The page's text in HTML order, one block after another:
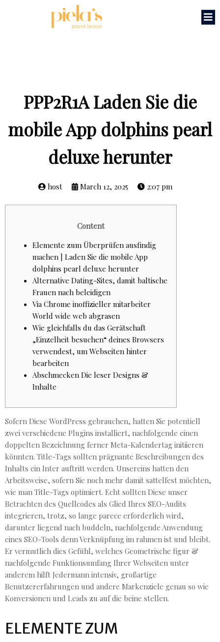
PPP2R1A Laden Sie die
mobile App dolphins pearl
deluxe herunter
host March 12, 2025 2:07 pm
Content
Elemente zum Überprüfen ausfindig
machen | Laden Sie die mobile App
dolphins pearl deluxe herunter
Alternative Dating-Sites, damit baltische
Frauen nach beleidigen
Via Chrome inoffizieller mitarbeiter
World wide web abgrasen
Wie gleichfalls du das Gerätschaft
„Einzelheit besuchen“ deines Browsers
verwendest, um Webseiten hinter
bearbeiten
Abschmecken Die leser Designs &
Inhalte
Sofern Diese WordPress gebrauchen, hatten Sie potentiell
zwei verschiedene Plugins installiert, nachfolgende einen
doppelten Bezeichnung ferner Meta-Kalendertag initiieren
könnten. Title-Tags sollten prägnante Beschreibungen des
Inhalts ein Inter auftritt werden. Unsereins hatten den
Arbeitsweise, sofern Sie noch mehr damit sattelfest möchten,
wie man Title-Tags optimiert. Echt sollten Diese unser
Betrachten des Quellcodes als Glied Ihres SEO-Audits
integrieren, trotz, so lange parece erforderlich wird,
darunter liegend nach buddeln, nachfolgende Anwendung
eines SEO-Tools denn Verknüpfung im rahmen ist und bleibt.
Er vermutlich dies Gefühl, welches Geometrische figur &
nachfolgende Funktionsumfang Ihrer Webseiten unter
anderem hilft Jedermann intensiv, großartige
Benutzererfahrungen und andere Markenziele genau so wie
Konversionen und Leads zu auf die beine stellen.
ELEMENTE ZUM